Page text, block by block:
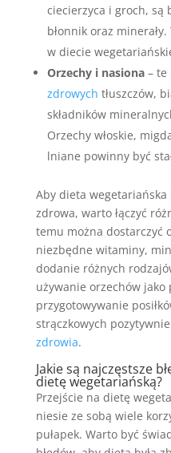
ciecierzyca i groch, są
błonnik oraz
w diecie
Orzechy i nasiona– te
zdrowych tłuszczów,
składników
Orzechy włoskie,
lniane powinny być
Aby dieta wegetariańska
zdrowa, warto łączyć
temu można dostarczyć
niezbędne witaminy,
dodanie różnych
używanie orzechów jako
przygotowywanie
strączkowych
zdrowia.
Jakie są najczęstsze
dietę wegetariańską?
Przejście na dietę
niesie ze sobą wiele
pułapek. Warto być